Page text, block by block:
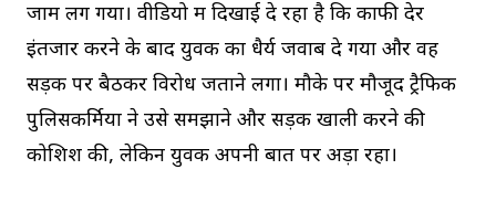
जाम लग गया। वीडियो में दिखाई दे रहा है कि काफी देर
इंतजार करने के बाद युवक का धैर्य जवाब दे गया और वह
सड़क पर बैठकर विरोध जताने लगा। मौके पर मौजूद ट्रैफिक
पुलिसकर्मियों ने उसे समझाने और सड़क खाली करने की
कोशिश की, लेकिन युवक अपनी बात पर अड़ा रहा।